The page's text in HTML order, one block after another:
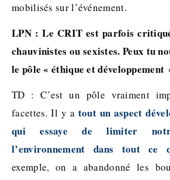
mobilisés sur l’événement.
LPN : Le CRIT est parfois
chauvinistes ou sexistes. Peux tu
le pôle « éthique et développement
TD : C’est un pôle vraiment
facettes. Il y atout un aspect
qui essaye de limiter
l’environnement dans tout ce
exemple, on a abandonné les